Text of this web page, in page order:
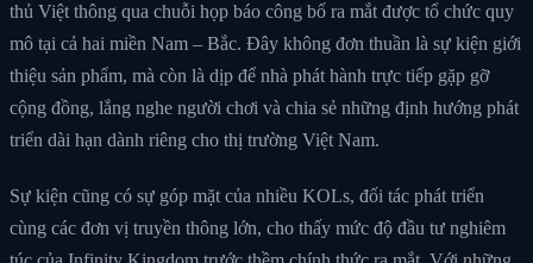
thủ Việt thông qua chuỗi họp báo công bố ra mắt được tổ chức quy
mô tại cả hai miền Nam – Bắc. Đây không đơn thuần là sự kiện giới
thiệu sản phẩm, mà còn là dịp để nhà phát hành trực tiếp gặp gỡ
cộng đồng, lắng nghe người chơi và chia sẻ những định hướng phát
triển dài hạn dành riêng cho thị trường Việt Nam.
Sự kiện cũng có sự góp mặt của nhiều KOLs, đối tác phát triển
cùng các đơn vị truyền thông lớn, cho thấy mức độ đầu tư nghiêm